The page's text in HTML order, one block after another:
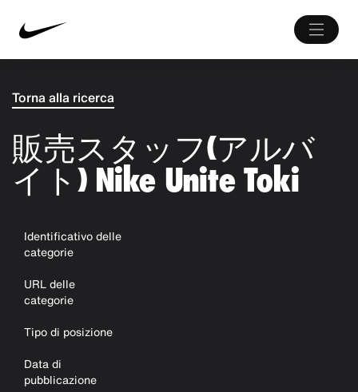
Torna alla ricerca
販売スタッフ(アルバ
イト) Nike Unite Toki
Identificativo delle
categorie
URL delle
categorie
Tipo di posizione
Data di
pubblicazione